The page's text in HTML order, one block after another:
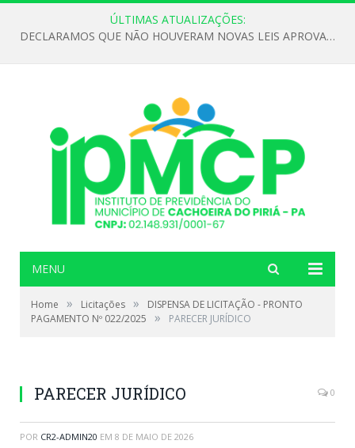
ÚLTIMAS ATUALIZAÇÕES:
DECLARAMOS QUE NÃO HOUVERAM NOVAS LEIS APROVADAS ATÉ O MOMENTO PARA O INSTITUTO DE PREVIDÊNCIA NO ANO DE 2026
MENU
Home » Licitações »
DISPENSA DE LICITAÇÃO - PRONTO
PAGAMENTO Nº 022/2025
» PARECER JURÍDICO
PARECER JURÍDICO 0
POR CR2-ADMIN20 EM 8 DE MAIO DE 2026